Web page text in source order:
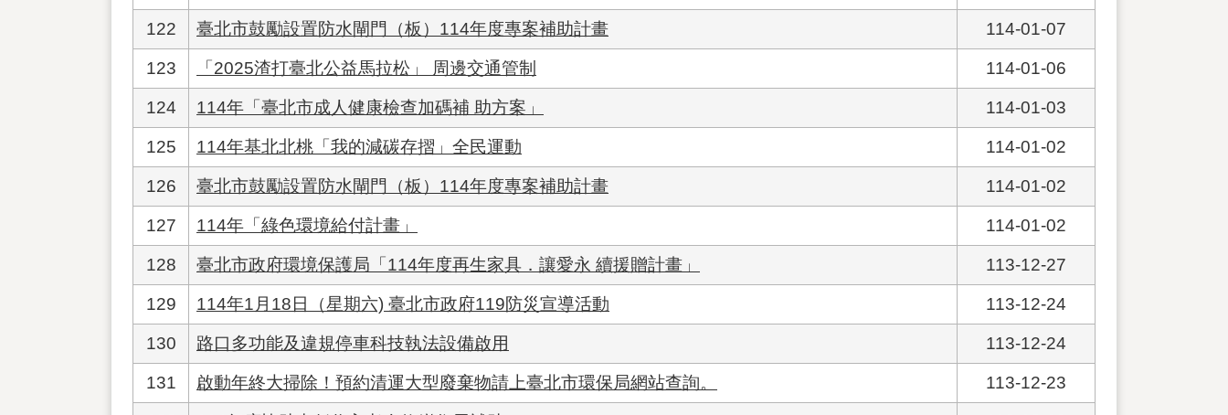
122 臺北市鼓勵設置防水閘門（板）114年度專案補助計畫 114-01-07
123 「2025渣打臺北公益馬拉松」 周邊交通管制 114-01-06
124 114年「臺北市成人健康檢查加碼補 助方案」 114-01-03
125 114年基北北桃「我的減碳存摺」全民運動 114-01-02
126 臺北市鼓勵設置防水閘門（板）114年度專案補助計畫 114-01-02
127 114年「綠色環境給付計畫」 114-01-02
128 臺北市政府環境保護局「114年度再生家具．讓愛永 續援贈計畫」 113-12-27
129 114年1月18日（星期六) 臺北市政府119防災宣導活動 113-12-24
130 路口多功能及違規停車科技執法設備啟用 113-12-24
131 啟動年終大掃除！預約清運大型廢棄物請上臺北市環保局網站查詢。 113-12-23